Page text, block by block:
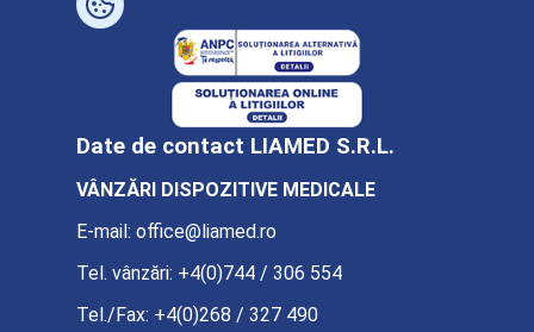
Date de contact LIAMED S.R.L.
VÂNZĂRI DISPOZITIVE MEDICALE
E-mail: office@liamed.ro
Tel. vânzări: +4(0)744 / 306 554
Tel./Fax: +4(0)268 / 327 490